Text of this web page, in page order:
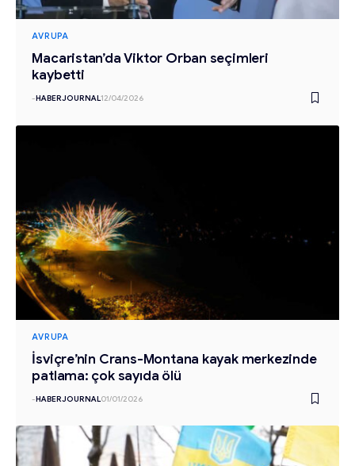
AVRUPA
Macaristan’da Viktor Orban seçimleri
kaybetti
-HABERJOURNAL12/04/2026
AVRUPA
İsviçre’nin Crans-Montana kayak merkezinde
patlama: çok sayıda ölü
-HABERJOURNAL01/01/2026